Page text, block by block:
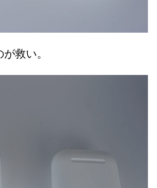
救い。